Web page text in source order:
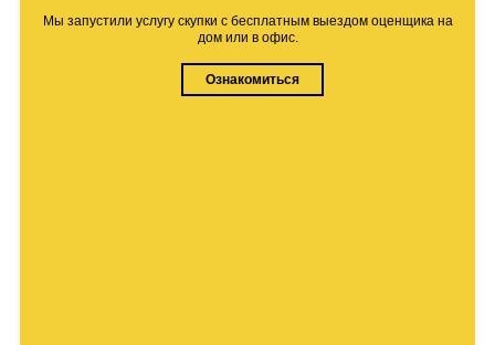
Мы запустили услугу скупки с бесплатным выездом оценщика на
дом или в офис.
Ознакомиться